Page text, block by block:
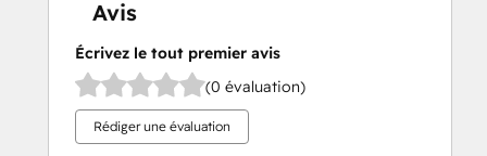
Avis
Écrivez le tout premier avis
(0 évaluation)
Rédiger une évaluation